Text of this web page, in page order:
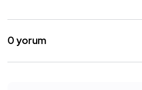
0 yorum